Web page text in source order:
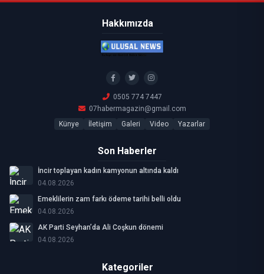
Hakkımızda
0505 774 7447
07habermagazin@gmail.com
Künye
İletişim Galeri Video Yazarlar
Son Haberler
İncir toplayan kadın kamyonun altında kaldı
04.08.2026
Emeklilerin zam farkı ödeme tarihi belli oldu
04.08.2026
AK Parti Seyhan’da Ali Coşkun dönemi
04.08.2026
Kategoriler